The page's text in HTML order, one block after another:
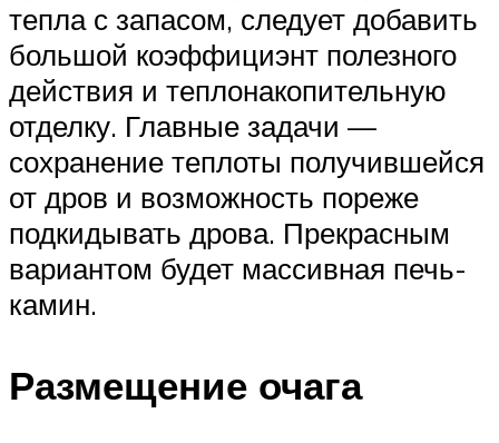
тепла с запасом, следует добавить
большой коэффициэнт полезного
действия и теплонакопительную
отделку. Главные задачи —
сохранение теплоты получившейся
от дров и возможность пореже
подкидывать дрова. Прекрасным
вариантом будет массивная печь-
камин.
Размещение очага